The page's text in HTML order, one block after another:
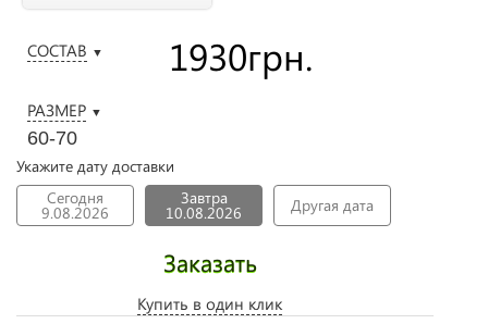
СОСТАВ ▼
РАЗМЕР ▼
60-70
1930грн.
Укажите дату доставки
Сегодня
9.08.2026
Завтра
10.08.2026 Другая дата
Заказать
Купить в один клик